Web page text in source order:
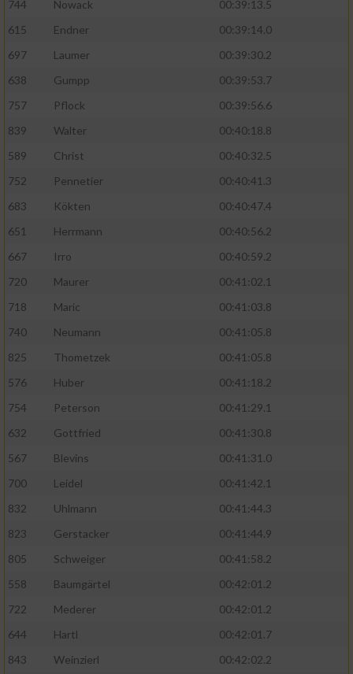
744 Nowack
00:39:13.5
615
Endner
00:39:14.0
697
Laumer
00:39:30.2
638
Gumpp
00:39:53.7
757
Pflock
00:39:56.6
839
Walter
00:40:18.8
589
Christ
00:40:32.5
752
Pennetier
00:40:41.3
683
Kökten
00:40:47.4
651
Herrmann
00:40:56.2
667
Irro
00:40:59.2
720
Maurer
00:41:02.1
718
Maric
00:41:03.8
740
Neumann
00:41:05.8
825
Thometzek
00:41:05.8
576
Huber
00:41:18.2
754
Peterson
00:41:29.1
632
Gottfried
00:41:30.8
567
Blevins
00:41:31.0
700
Leidel
00:41:42.1
832
Uhlmann
00:41:44.3
823
Gerstacker
00:41:44.9
805
Schweiger
00:41:58.2
558
Baumgärtel
00:42:01.2
722
Mederer
00:42:01.2
644
Hartl
00:42:01.7
843
Weinzierl
00:42:02.2